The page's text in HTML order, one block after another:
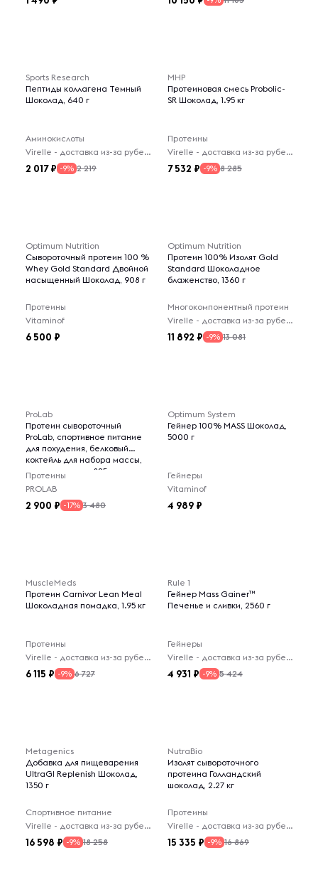
Sports Research
Пептиды коллагена Темный
Шоколад, 640 г
Аминокислоты
Virelle - доставка из-за рубежа
2 017 -9% 2 219
MHP
Протеиновая смесь Probolic-
SR Шоколад, 1.95 кг
Протеины
Virelle - доставка из-за рубежа
7 532 -9% 8 285
Optimum Nutrition
Сывороточный протеин 100 %
Whey Gold Standard Двойной
насыщенный Шоколад, 908 г
Протеины
Vitaminof
6 500
Optimum Nutrition
Протеин 100% Изолят Gold
Standard Шоколадное
блаженство, 1360 г
Многокомпонентный протеин
Virelle - доставка из-за рубежа
11 892 -9% 13 081
ProLab
Протеин сывороточный
ProLab, спортивное питание
для похудения, белковый
коктейль для набора массы,
шоколад вишня, 825г
Протеины
PROLAB
2 900 -17% 3 480
Optimum System
Гейнер 100% MASS Шоколад,
5000 г
Гейнеры
Vitaminof
4 989
MuscleMeds
Протеин Carnivor Lean Meal
Шоколадная помадка, 1.95 кг
Протеины
Virelle - доставка из-за рубежа
6 115 -9% 6 727
Rule 1
Гейнер Mass Gainer™
Печенье и сливки, 2560 г
Гейнеры
Virelle - доставка из-за рубежа
4 931 -9% 5 424
Metagenics
Добавка для пищеварения
UltraGI Replenish Шоколад,
1350 г
Спортивное питание
Virelle - доставка из-за рубежа
16 598 -9% 18 258
NutraBio
Изолят сывороточного
протеина Голландский
шоколад, 2.27 кг
Протеины
Virelle - доставка из-за рубежа
15 335 -9% 16 869